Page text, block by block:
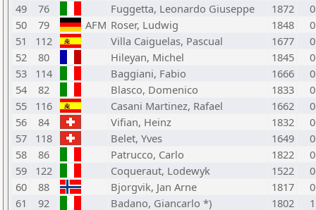
49
76 Fuggetta, Leonardo Giuseppe 1872
0
50
79 AFM Roser, Ludwig 1848
0
51
112 Villa Caiguelas, Pascual 1677
0
52
80 Hileyan, Michel 1845
0
53
114 Baggiani, Fabio 1666
0
54
82 Blasco, Domenico 1833
0
55
116 Casani Martinez, Rafael 1662
0
56
84 Vifian, Heinz 1832
0
57
118 Belet, Yves 1649
0
58
86 Patrucco, Carlo 1822
0
59
122 Coqueraut, Lodewyk 1522
0
60
88 Bjorgvik, Jan Arne 1817
0
61
92 Badano, Giancarlo *) 1802 1